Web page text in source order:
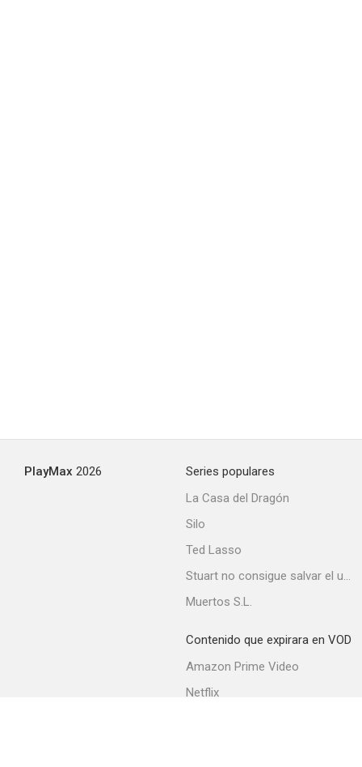
PlayMax 2026
Series populares
La Casa del Dragón
Silo
Ted Lasso
Stuart no consigue salvar el universo
Muertos S.L.
Contenido que expirara en VOD
Amazon Prime Video
Netflix